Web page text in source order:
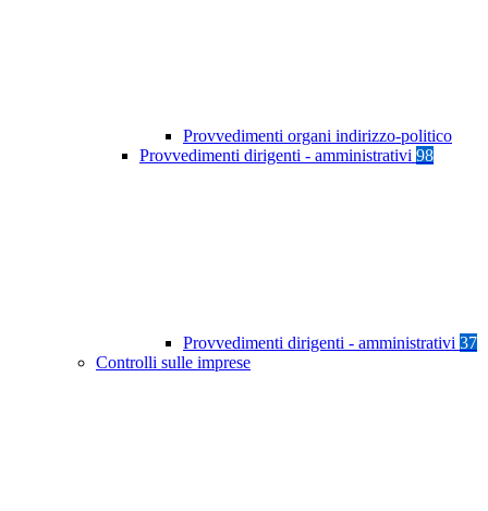
Provvedimenti organi indirizzo-politico
Provvedimenti dirigenti - amministrativi 98
Provvedimenti dirigenti - amministrativi 37
Controlli sulle imprese